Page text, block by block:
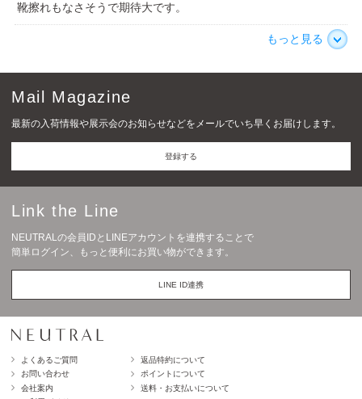
靴擦れもなさそうで期待大です。
もっと見る
Mail Magazine
最新の入荷情報や展示会のお知らせなどをメールでいち早くお届けします。
登録する
Link the Line
NEUTRALの会員IDとLINEアカウントを連携することで
簡単ログイン、もっと便利にお買い物ができます。
LINE ID連携
よくあるご質問
返品特約について
お問い合わせ
ポイントについて
会社案内
送料・お支払いについて